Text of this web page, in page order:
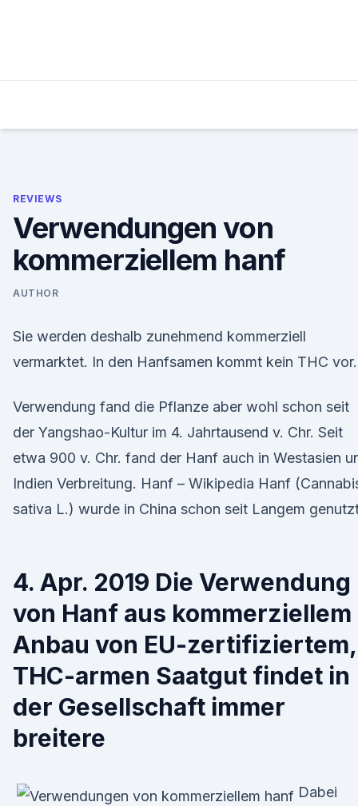
REVIEWS
Verwendungen von
kommerziellem hanf
AUTHOR
Sie werden deshalb zunehmend kommerziell
vermarktet. In den Hanfsamen kommt kein THC vor.
Verwendung fand die Pflanze aber wohl schon seit
der Yangshao-Kultur im 4. Jahrtausend v. Chr. Seit
etwa 900 v. Chr. fand der Hanf auch in Westasien
Indien Verbreitung. Hanf – Wikipedia Hanf
sativa L.) wurde in China schon seit Langem
4. Apr. 2019 Die Verwendung
von Hanf aus kommerziellem
Anbau von EU-zertifiziertem,
THC-armen Saatgut findet in
der Gesellschaft immer
breitere
Dabei